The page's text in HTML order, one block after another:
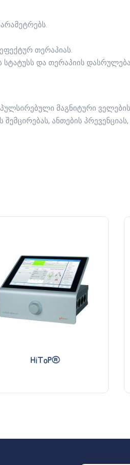
თერაპიას.
სტატუსს და თერაპიის
მაგნიტური ველების
ანთების
HiToP®